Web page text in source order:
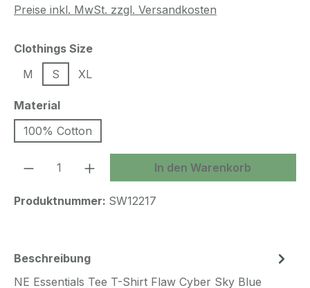
Preise inkl. MwSt. zzgl. Versandkosten
Clothings Sizeauswählen
M
S XL
Materialauswählen
100% Cotton
Produkt Anzahl: Gib denIn den Warenkorb
Produktnummer: SW12217
Beschreibung
NE Essentials Tee T-Shirt Flaw Cyber Sky Blue